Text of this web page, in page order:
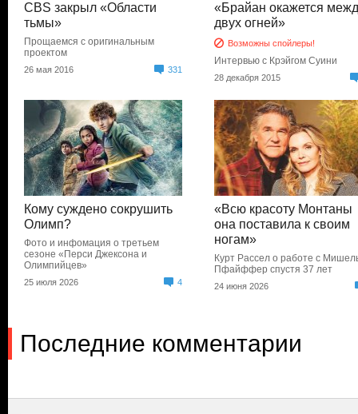
CBS закрыл «Области
тьмы»
Прощаемся с оригинальным
проектом
26 мая 2016 331
«Брайан окажется
двух огней»
Возможны спойлеры!
Интервью с Крэйгом Суини
28 декабря 2015
Кому суждено сокрушить
Олимп?
Фото и инфомация о третьем
сезоне «Перси Джексона и
Олимпийцев»
25 июля 2026 4
«Всю красоту Монтаны
она поставила к своим
ногам»
Курт Рассел о работе с
Пфайффер спустя 37 лет
24 июня 2026
Последние комментарии